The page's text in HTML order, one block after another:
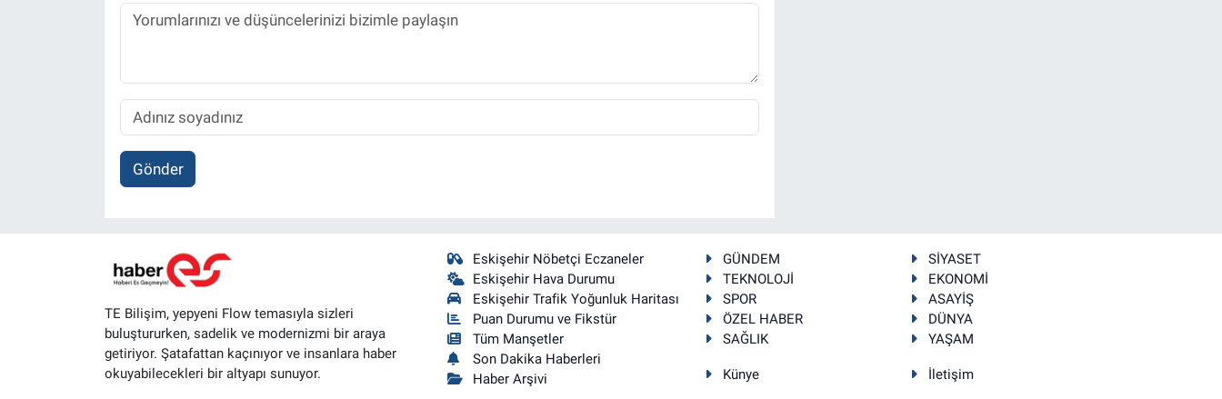
Gönder
TE Bilişim, yepyeni Flow temasıyla sizleri
buluştururken, sadelik ve modernizmi bir araya
getiriyor. Şatafattan kaçınıyor ve insanlara haber
okuyabilecekleri bir altyapı sunuyor.
Eskişehir Nöbetçi Eczaneler
Eskişehir Hava Durumu
Eskişehir Trafik Yoğunluk Haritası
Puan Durumu ve Fikstür
Tüm Manşetler
Son Dakika Haberleri
Haber Arşivi
GÜNDEM
SİYASET
TEKNOLOJİ
EKONOMİ
SPOR
ASAYİŞ
ÖZEL HABER
DÜNYA
SAĞLIK
YAŞAM
Künye İletişim